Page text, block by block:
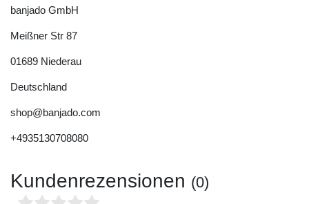
banjado GmbH
Meißner Str 87
01689 Niederau
Deutschland
shop@banjado.com
+4935130708080
Kundenrezensionen (0)